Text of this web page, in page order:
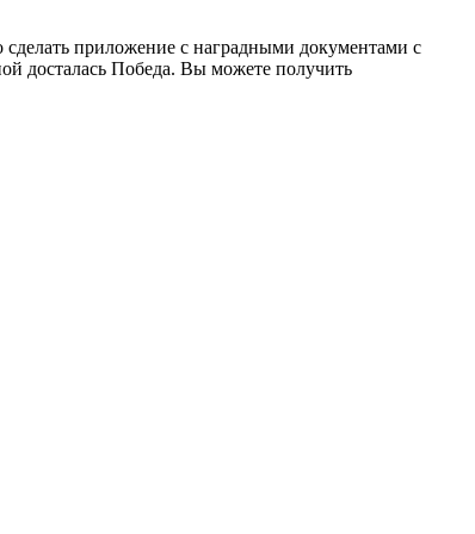
приложение с наградными документами с
досталась Победа. Вы можете получить